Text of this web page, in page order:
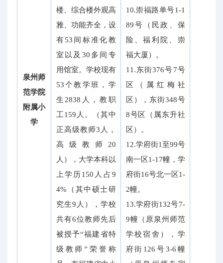
泉州师
范学院
附属小
学
楼、综合楼外观高
雅、功能齐全，设
有53间标准化教
室以及30多间专
用馆室。学校现有
53个教学班，学
生2838人，教职
工159人。（其中
正高级教师3人，
高级教师20
人），大学本科以
上学历150人占9
4%（其中硕士研
究生9人），学校
共有6位教师先后
被授予“福建省特
级教师”荣誉称
10.崇福路单号1-1
89号（民政、保
险、福利院、崇
福大厦）。
11.东街376号7号
区（属红梅社
区），东街348号
8号区（属东升社
区）。
12.学府街1至99号
南一区1-17幢，学
府街16号北一区1-
2幢。
13.学府街132号7-
9幢（原泉州师范
学校宿舍），学
府街126号3-6幢